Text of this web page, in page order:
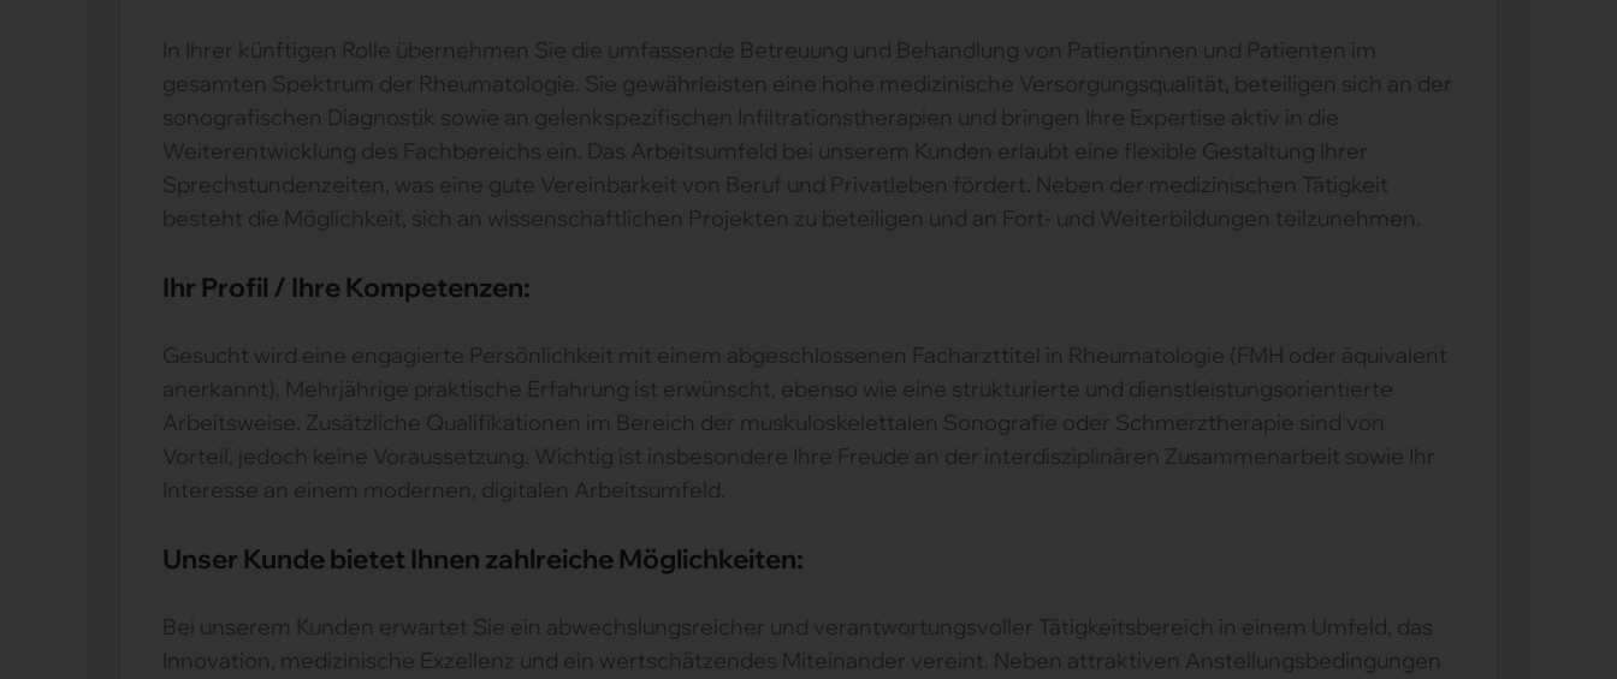
In Ihrer künftigen Rolle übernehmen Sie die umfassende Betreuung und Behandlung von Patientinnen und Patienten im
gesamten Spektrum der Rheumatologie. Sie gewährleisten eine hohe medizinische Versorgungsqualität, beteiligen sich an der
sonografischen Diagnostik sowie an gelenkspezifischen Infiltrationstherapien und bringen Ihre Expertise aktiv in die
Weiterentwicklung des Fachbereichs ein. Das Arbeitsumfeld bei unserem Kunden erlaubt eine flexible Gestaltung Ihrer
Sprechstundenzeiten, was eine gute Vereinbarkeit von Beruf und Privatleben fördert. Neben der medizinischen Tätigkeit
besteht die Möglichkeit, sich an wissenschaftlichen Projekten zu beteiligen und an Fort- und Weiterbildungen teilzunehmen.
Ihr Profil / Ihre Kompetenzen:
Gesucht wird eine engagierte Persönlichkeit mit einem abgeschlossenen Facharzttitel in Rheumatologie (FMH oder äquivalent
anerkannt). Mehrjährige praktische Erfahrung ist erwünscht, ebenso wie eine strukturierte und dienstleistungsorientierte
Arbeitsweise. Zusätzliche Qualifikationen im Bereich der muskuloskelettalen Sonografie oder Schmerztherapie sind von
Vorteil, jedoch keine Voraussetzung. Wichtig ist insbesondere Ihre Freude an der interdisziplinären Zusammenarbeit sowie Ihr
Interesse an einem modernen, digitalen Arbeitsumfeld.
Unser Kunde bietet Ihnen zahlreiche Möglichkeiten:
Bei unserem Kunden erwartet Sie ein abwechslungsreicher und verantwortungsvoller Tätigkeitsbereich in einem Umfeld, das
Innovation, medizinische Exzellenz und ein wertschätzendes Miteinander vereint. Neben attraktiven Anstellungsbedingungen